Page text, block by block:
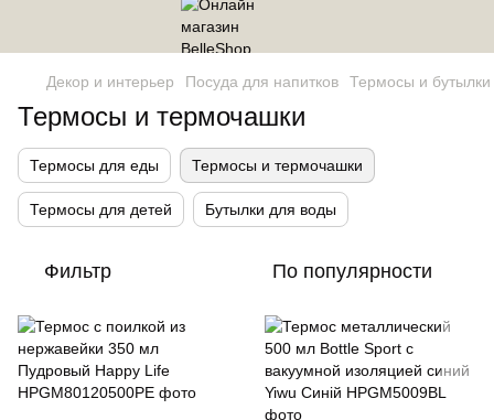
Декор и интерьер Посуда для напитков Термосы и бутылки
Термосы и термочашки
Термосы для еды Термосы и термочашки
Термосы для детей Бутылки для воды
Фильтр По популярности